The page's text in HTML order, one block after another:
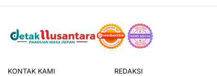
KONTAK KAMI REDAKSI